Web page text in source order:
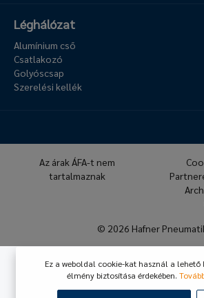
Léghálózat
Alumínium cső
Csatlakozó
Golyóscsap
Szerelési kellék
© 2026 Hafner
Az árak ÁFA-t nem
tartalmaznak
Ez a weboldal cookie-kat használ a
élmény biztosítása érdekében.